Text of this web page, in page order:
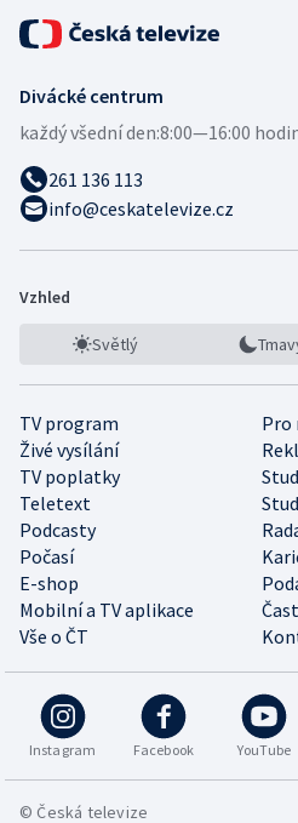
Divácké centrum
každý všední den:8:00—16:00
261 136 113
info@ceskatelevize.cz
Vzhled
Světlý
TV program
Pro
Živé vysílání
TV poplatky
Teletext
Podcasty
Počasí
E-shop
Mobilní a TV aplikace
Vše o ČT
Instagram Facebook YouTube
© Česká televize